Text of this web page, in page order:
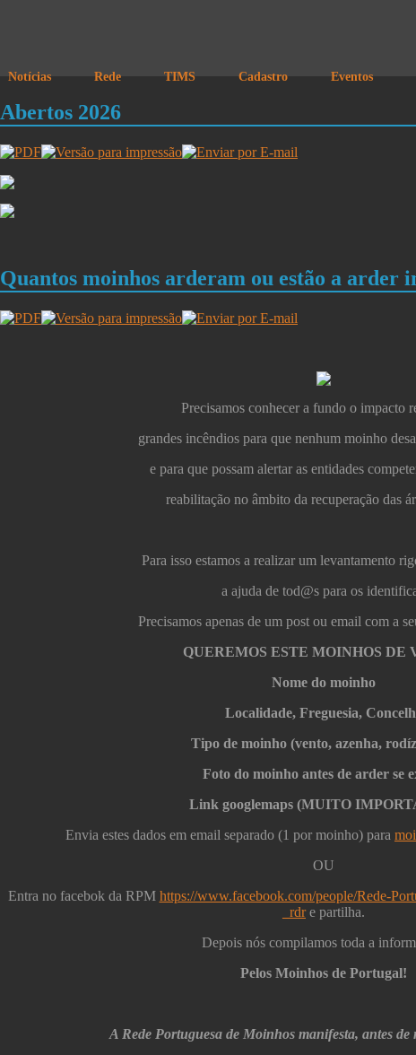
Notícias Rede TIMS Cadastro Eventos
Abertos 2026
Quantos moinhos arderam ou estão a arder
Precisamos conhecer a fundo o impacto
grandes incêndios para que nenhum moinho
e para que possam alertar as entidades
reabilitação no âmbito da recuperação das
Para isso estamos a realizar um levantamento
a ajuda de tod@s para os
Precisamos apenas de um post ou email com a
QUEREMOS ESTE MOINHOS DE
Nome do moinho
Localidade, Freguesia,
Tipo de moinho (vento, azenha,
Foto do moinho antes de arder se
Link googlemaps (MUITO
Envia estes dados em email separado (1 por moinho) para
OU
Entra no facebok da RPM https://www.facebook.com/people/Rede-
_rdre partilha.
Depois nós compilamos toda a
Pelos Moinhos de Portugal!
A Rede Portuguesa de Moinhos manifesta, antes de